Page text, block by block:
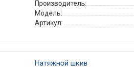
Производитель:
Модель:
Артикул:
Натяжной шкив